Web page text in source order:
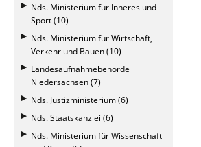
Nds. Ministerium für Inneres und
Sport (10)
Nds. Ministerium für Wirtschaft,
Verkehr und Bauen (10)
Landesaufnahmebehörde
Niedersachsen (7)
Nds. Justizministerium (6)
Nds. Staatskanzlei (6)
Nds. Ministerium für Wissenschaft